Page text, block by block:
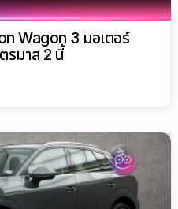
Wagon 3 มอเตอร์
รมาส 2 นี้